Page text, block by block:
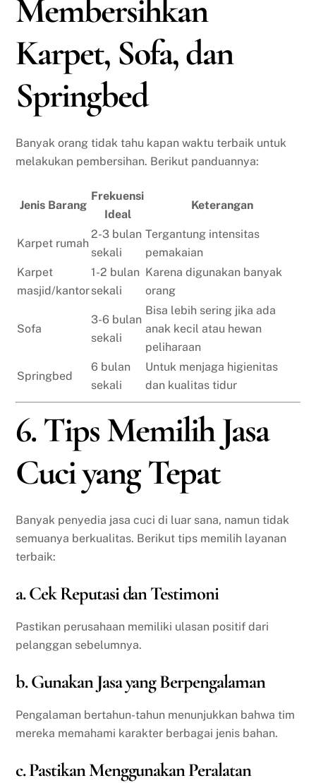
Membersihkan
Karpet, Sofa, dan
Springbed
Banyak orang tidak tahu kapan waktu terbaik untuk
melakukan pembersihan. Berikut panduannya:
Jenis Barang
Frekuensi
Ideal
Keterangan
Karpet rumah
2-3 bulan
sekali
Tergantung intensitas
pemakaian
Karpet
masjid/kantor
1-2 bulan
sekali
Karena digunakan banyak
orang
Sofa
3-6 bulan
sekali
Bisa lebih sering jika ada
anak kecil atau hewan
peliharaan
Springbed
6 bulan
sekali
Untuk menjaga higienitas
dan kualitas tidur
6. Tips Memilih Jasa
Cuci yang Tepat
Banyak penyedia jasa cuci di luar sana, namun tidak
semuanya berkualitas. Berikut tips memilih layanan
terbaik:
a. Cek Reputasi dan Testimoni
Pastikan perusahaan memiliki ulasan positif dari
pelanggan sebelumnya.
b. Gunakan Jasa yang Berpengalaman
Pengalaman bertahun-tahun menunjukkan bahwa tim
mereka memahami karakter berbagai jenis bahan.
c. Pastikan Menggunakan Peralatan